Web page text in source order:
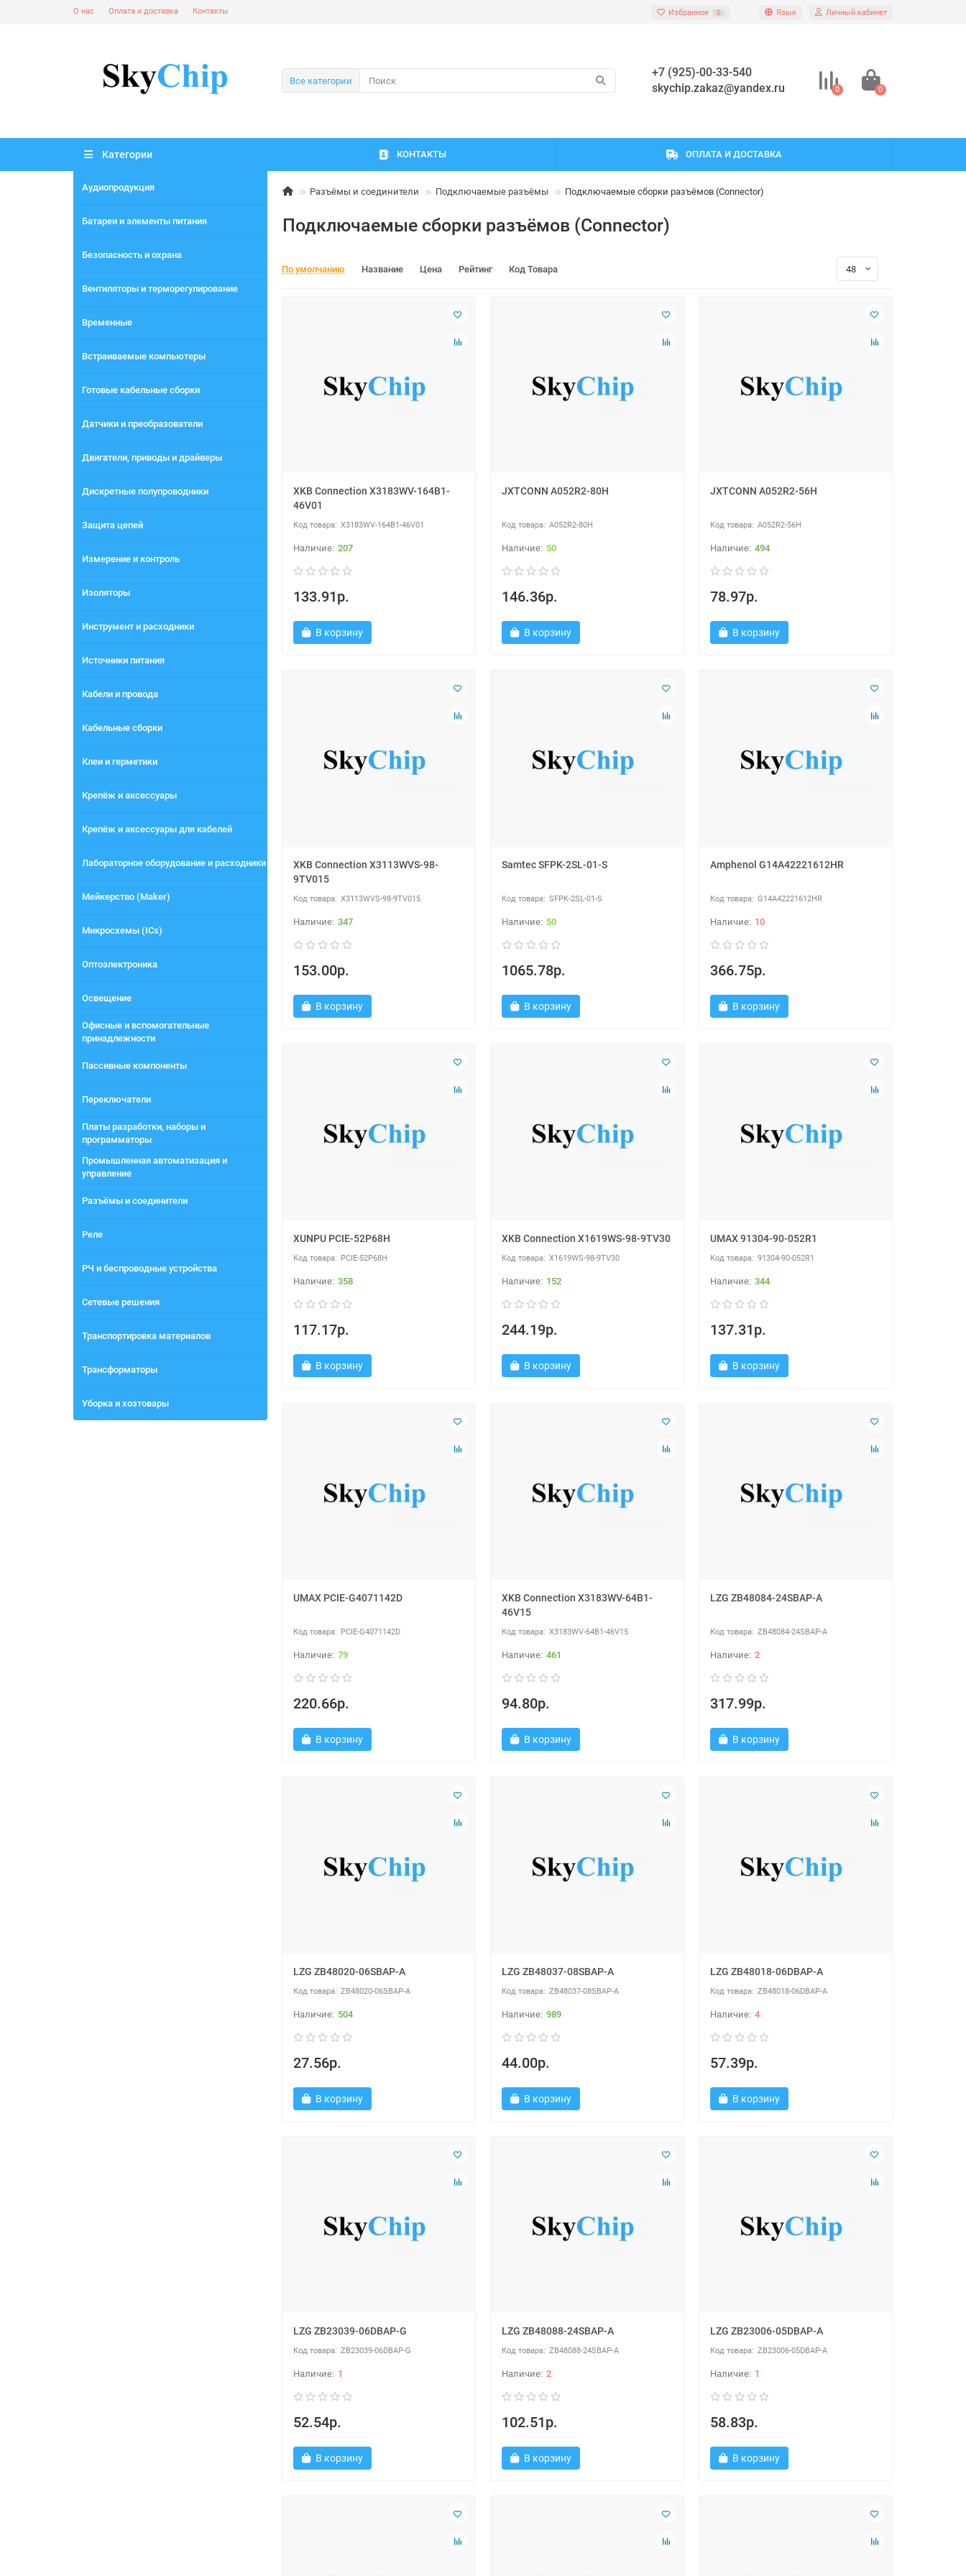
О нас Оплата и доставка Контакты Избранное 0 Язык Личный кабинет
Все категории
+7 (925)-00-33-540
skychip.zakaz@yandex.ru
0 0
Категории
Аудиопродукция
Батареи и элементы питания
Безопасность и охрана
Вентиляторы и терморегулирование
Временные
Встраиваемые компьютеры
Готовые кабельные сборки
Датчики и преобразователи
Двигатели, приводы и драйверы
Дискретные полупроводники
Защита цепей
Измерение и контроль
Изоляторы
Инструмент и расходники
Источники питания
Кабели и провода
Кабельные сборки
Клеи и герметики
Крепёж и аксессуары
Крепёж и аксессуары для кабелей
Лабораторное оборудование и расходники
Мейкерство (Maker)
Микросхемы (ICs)
Оптоэлектроника
Освещение
Офисные и вспомогательные
принадлежности
Пассивные компоненты
Переключатели
Платы разработки, наборы и
программаторы
Промышленная автоматизация и
управление
Разъёмы и соединители
Реле
РЧ и беспроводные устройства
Сетевые решения
Транспортировка материалов
Трансформаторы
Уборка и хозтовары
КОНТАКТЫ ОПЛАТА И ДОСТАВКА
Разъёмы и соединители Подключаемые разъёмы Подключаемые сборки разъёмов (Connector)
Подключаемые сборки разъёмов (Connector)
По умолчанию Название Цена Рейтинг Код Товара
XKB Connection X3183WV-164B1-
46V01
X3183WV-164B1-46V01
207
133.91р.
В корзину
JXTCONN A052R2-80H
A052R2-80H
50
146.36р.
В корзину
JXTCONN A052R2-56H
A052R2-56H
494
78.97р.
В корзину
XKB Connection X3113WVS-98-
9TV015
X3113WVS-98-9TV015
347
153.00р.
В корзину
Samtec SFPK-2SL-01-S
SFPK-2SL-01-S
50
1065.78р.
В корзину
Amphenol G14A42221612HR
G14A42221612HR
10
366.75р.
В корзину
XUNPU PCIE-52P68H
PCIE-52P68H
358
117.17р.
В корзину
XKB Connection X1619WS-98-9TV30
X1619WS-98-9TV30
152
244.19р.
В корзину
UMAX 91304-90-052R1
91304-90-052R1
344
137.31р.
В корзину
UMAX PCIE-G4071142D
PCIE-G4071142D
79
220.66р.
В корзину
XKB Connection X3183WV-64B1-
46V15
X3183WV-64B1-46V15
461
94.80р.
В корзину
LZG ZB48084-24SBAP-A
ZB48084-24SBAP-A
2
317.99р.
В корзину
LZG ZB48020-06SBAP-A
ZB48020-06SBAP-A
504
27.56р.
В корзину
LZG ZB48037-08SBAP-A
ZB48037-08SBAP-A
989
44.00р.
В корзину
LZG ZB48018-06DBAP-A
ZB48018-06DBAP-A
4
57.39р.
В корзину
LZG ZB23039-06DBAP-G
ZB23039-06DBAP-G
1
52.54р.
В корзину
LZG ZB48088-24SBAP-A
ZB48088-24SBAP-A
2
102.51р.
В корзину
LZG ZB23006-05DBAP-A
ZB23006-05DBAP-A
1
58.83р.
В корзину